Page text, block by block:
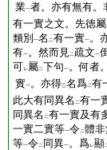
業一者。亦有無有。
有一實之文。先徳屬
類別 一名 二有一實一。
有一。然而見二疏文一
可レ屬二下句一。何者
實一。亦得三名爲二有
此大有同異名 二有一
同異名 二有一實及有
一實二實等一令二體
等一令二 同異一。爲レ顯